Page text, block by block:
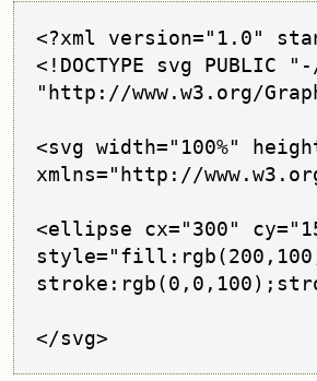
<?xml version="1.0"
<!DOCTYPE svg PUBLIC
"http://www.w3.org/
<svg width="100%"
xmlns="http://
<ellipse cx="300"
</svg>